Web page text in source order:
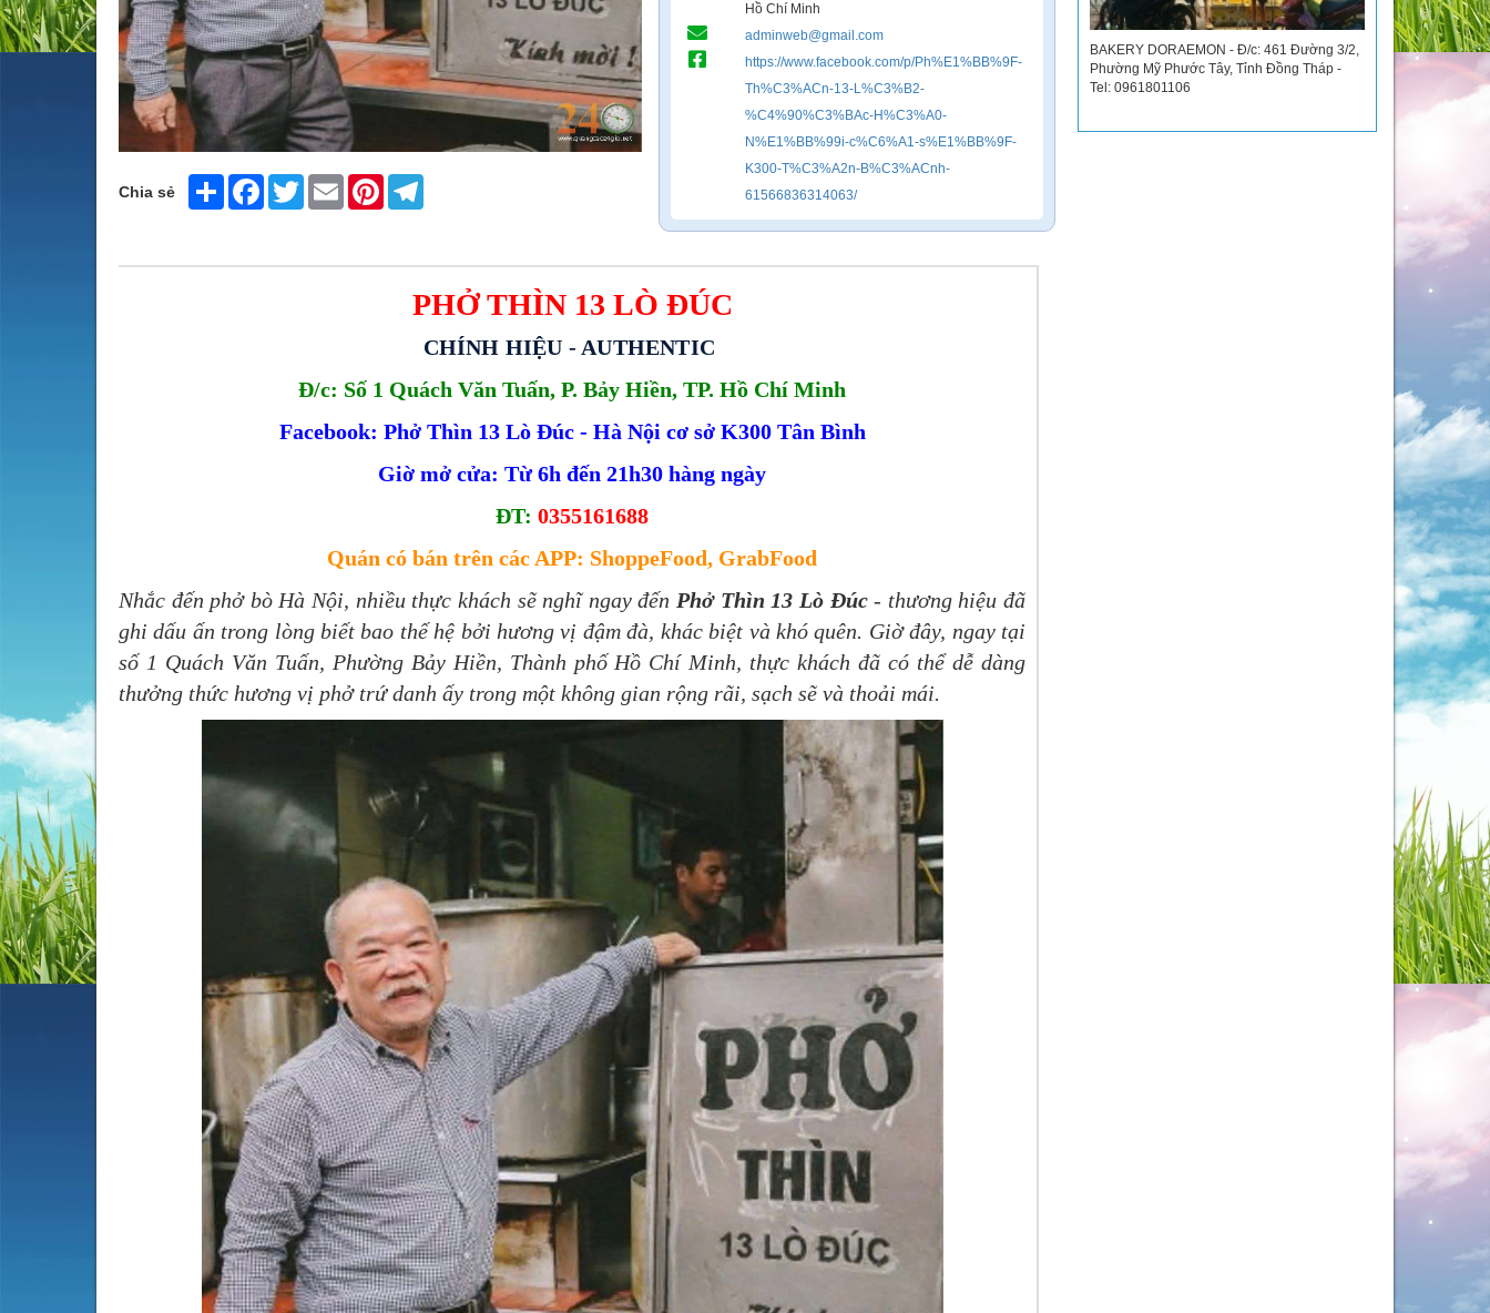
Chia sẻ Share FacebookTwitter Email Pinterest
Hồ Chí Minh
adminweb@gmail.com
https://www.facebook.com/p/Ph%E1%BB%9F-
Th%C3%ACn-13-L%C3%B2-
%C4%90%C3%BAc-H%C3%A0-
N%E1%BB%99i-c%C6%A1-s%E1%BB%9F-
K300-T%C3%A2n-B%C3%ACnh-
61566836314063/
PHỞ THÌN 13 LÒ ĐÚC
CHÍNH HIỆU - AUTHENTIC
Đ/c: Số 1 Quách Văn Tuấn, P. Bảy Hiền, TP. Hồ Chí Minh
Facebook: Phở Thìn 13 Lò Đúc - Hà Nội cơ sở K300 Tân Bình
Giờ mở cửa: Từ 6h đến 21h30 hàng ngày
ĐT: 0355161688
Quán có bán trên các APP: ShoppeFood, GrabFood
Nhắc đến phở bò Hà Nội, nhiều thực khách sẽ nghĩ ngay đến Phở Thìn 13 Lò Đúc- thương hiệu đã
ghi dấu ấn trong lòng biết bao thế hệ bởi hương vị đậm đà, khác biệt và khó quên. Giờ đây, ngay tại
số 1 Quách Văn Tuấn, Phường Bảy Hiền, Thành phố Hồ Chí Minh, thực khách đã có thể dễ dàng
thưởng thức hương vị phở trứ danh ấy trong một không gian rộng rãi, sạch sẽ và thoải mái.
BAKERY DORAEMON - Đ/c: 461 Đường 3/2,
Phường Mỹ Phước Tây, Tỉnh Đồng Tháp -
Tel: 0961801106